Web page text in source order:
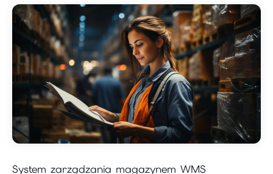
System zarządzania magazynem WMS